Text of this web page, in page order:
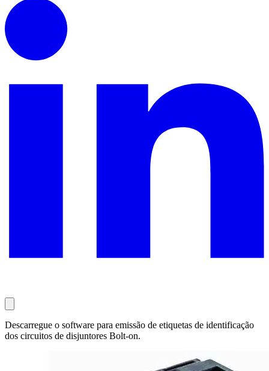
Descarregue o software para emissão de etiquetas de identificação
dos circuitos de disjuntores Bolt-on.